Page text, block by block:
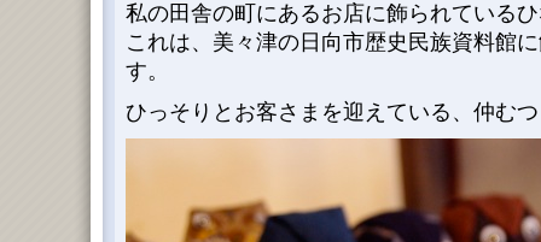
私の田舎の町にあるお店に飾られている
これは、美々津の日向市歴史民族資料館
す。
ひっそりとお客さまを迎えている、仲む